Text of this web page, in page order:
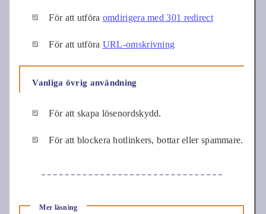
För att utföra omdirigera med 301 redirect
För att utföra URL-omskrivning
Vanliga övrig användning
För att skapa lösenordskydd.
För att blockera hotlinkers, bottar eller spammare.
Mer läsning